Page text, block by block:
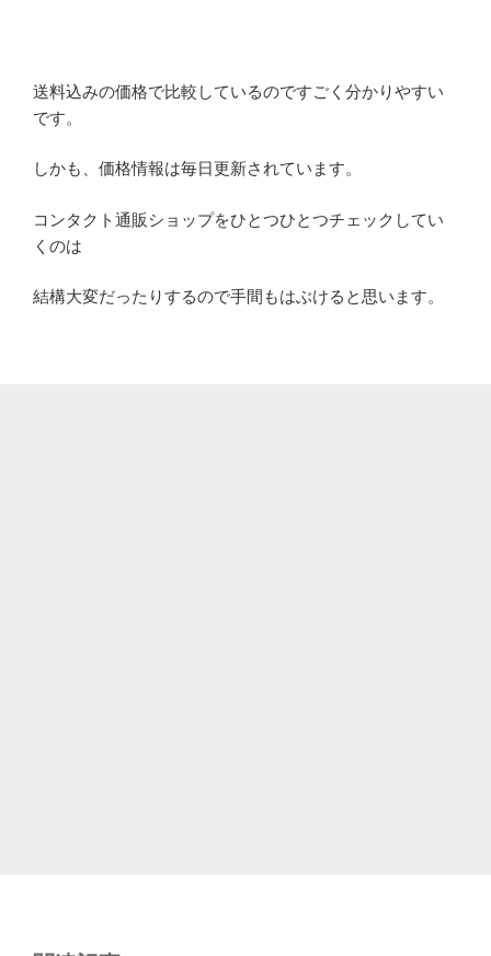
送料込みの価格で比較しているのですごく分かりやすい
です。
しかも、価格情報は毎日更新されています。
コンタクト通販ショップをひとつひとつチェックしてい
くのは
結構大変だったりするので手間もはぶけると思います。